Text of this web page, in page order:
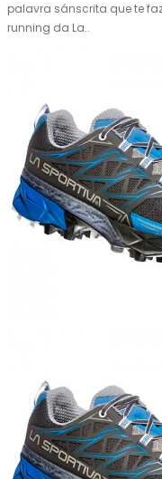
palavra sánscrita que te
running da La..